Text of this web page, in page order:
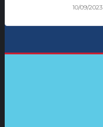
10/09/2023